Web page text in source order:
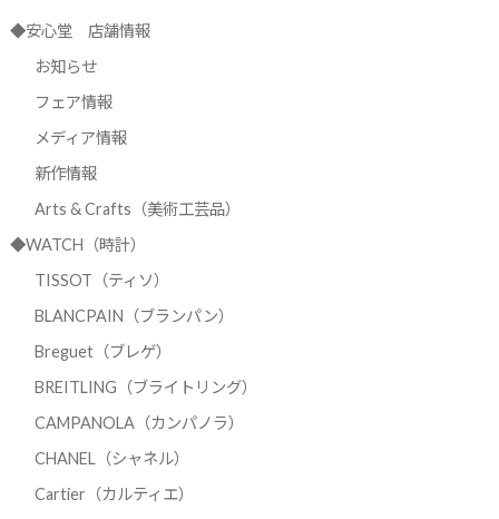
◆安心堂 店舗情報
お知らせ
フェア情報
メディア情報
新作情報
Arts & Crafts（美術工芸品）
◆WATCH（時計）
TISSOT（ティソ）
BLANCPAIN（ブランパン）
Breguet（ブレゲ）
BREITLING（ブライトリング）
CAMPANOLA（カンパノラ）
CHANEL（シャネル）
Cartier（カルティエ）